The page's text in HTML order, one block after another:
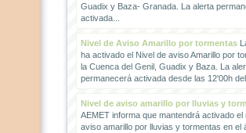
Guadix y Baza- Granada. La alerta
activada...
Nivel de Aviso Amarillo por tormentas
ha activado el Nivel de aviso Amarillo por
la Cuenca del Genil, Guadix y Baza. La
permanecerá activada desde las 12'00h del
Nivel de aviso amarillo por lluvias y
AEMET informa que mantendrá activado el
aviso amarillo por lluvias y tormentas en el